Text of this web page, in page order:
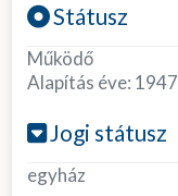
Státusz
Működő
Alapítás éve: 1947
Jogi státusz
egyház